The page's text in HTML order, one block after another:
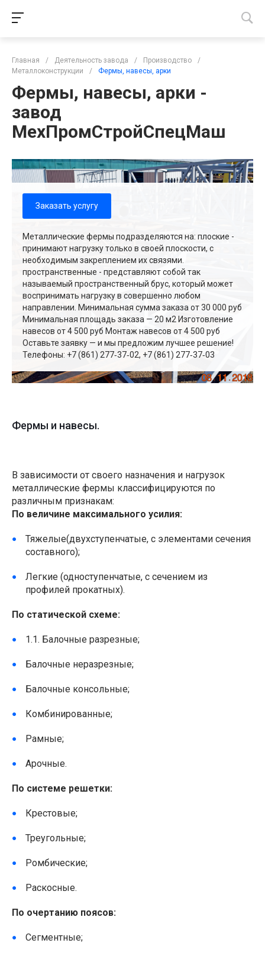
Главная / Деятельность завода / Производство
/
Металлоконструкции
/ Фермы, навесы, арки
Фермы, навесы, арки -
завод
МехПромСтройСпецМаш
Заказать услугу
Металлические фермы подразделяются на: плоские -
принимают нагрузку только в своей плоскости, с
необходимым закреплением их связями.
пространственные - представляют собой так
называемый пространственный брус, который может
воспринимать нагрузку в совершенно любом
направлении. Минимальная сумма заказа от 30 000 руб
Минимальная площадь заказа — 20 м2 Изготовление
навесов от 4 500 руб Монтаж навесов от 4 500 руб
Оставьте заявку — и мы предложим лучшее решение!
Телефоны: +7 (861) 277‑37‑02, +7 (861) 277‑37‑03
Фермы и навесы.
В зависимости от своего назначения и нагрузок
металлические фермы классифицируются по
различным признакам:
По величине максимального усилия:
Тяжелые(двухступенчатые, с элементами сечения
составного);
Легкие (одноступенчатые, с сечением из
профилей прокатных).
По статической схеме:
1.1. Балочные разрезные;
Балочные неразрезные;
Балочные консольные;
Комбинированные;
Рамные;
Арочные.
По системе решетки:
Крестовые;
Треугольные;
Ромбические;
Раскосные.
По очертанию поясов:
Сегментные;